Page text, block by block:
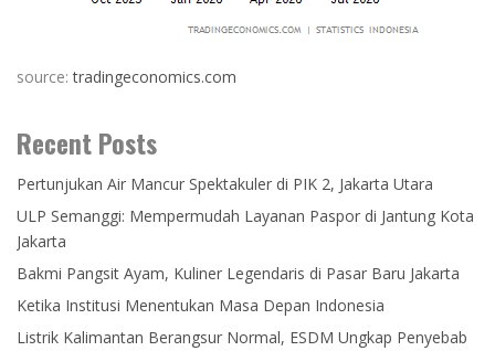
source:tradingeconomics.com
Recent Posts
Pertunjukan Air Mancur Spektakuler di PIK 2, Jakarta Utara
ULP Semanggi: Mempermudah Layanan Paspor di Jantung Kota
Jakarta
Bakmi Pangsit Ayam, Kuliner Legendaris di Pasar Baru Jakarta
Ketika Institusi Menentukan Masa Depan Indonesia
Listrik Kalimantan Berangsur Normal, ESDM Ungkap Penyebab